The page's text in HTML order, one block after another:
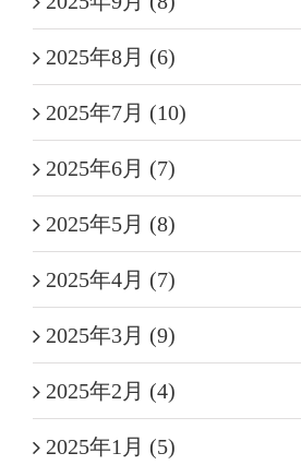
2025年8月 (6)
2025年7月 (10)
2025年6月 (7)
2025年5月 (8)
2025年4月 (7)
2025年3月 (9)
2025年2月 (4)
2025年1月 (5)